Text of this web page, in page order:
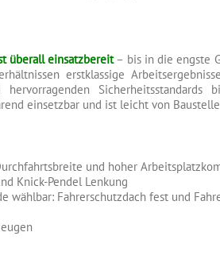
überall einsatzbereit– bis in die engste
erstklassige
einsetzbar und ist leicht von
und hoher
Knick-Pendel Lenkung
wählbar: Fahrerschutzdach fest und